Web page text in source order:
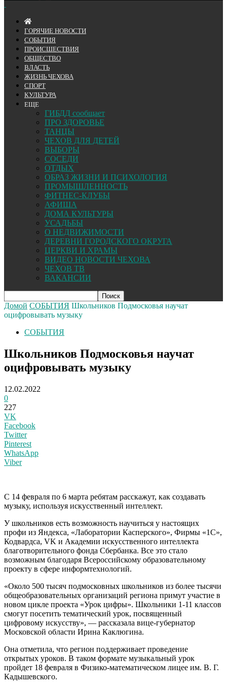
ГОРЯЧИЕ НОВОСТИ
СОБЫТИЯ
ПРОИСШЕСТВИЯ
ОБЩЕСТВО
ВЛАСТЬ
ЖИЗНЬ ЧЕХОВА
СПОРТ
КУЛЬТУРА
ЕЩЕ
ГИБДД сообщает
ПРО ЗДОРОВЬЕ
ТАНЦЫ
ЧЕХОВ ДЛЯ ДЕТЕЙ
ВЫБОРЫ
СОСЕДИ
ОТДЫХ
ОБРАЗ ЖИЗНИ И ПСИХОЛОГИЯ
ПРОМЫШЛЕННОСТЬ
ФИТНЕС-КЛУБЫ
АФИША
ДОМА КУЛЬТУРЫ
УСАДЬБЫ
О НЕДВИЖИМОСТИ
ДЕРЕВНИ ГОРОДСКОГО ОКРУГА
ЦЕРКВИ И ХРАМЫ
ВИДЕО НОВОСТИ ЧЕХОВА
ЧЕХОВ ТВ
ВАКАНСИИ
Домой СОБЫТИЯ Школьников Подмосковья научат
оцифровывать музыку
СОБЫТИЯ
Школьников Подмосковья научат
оцифровывать музыку
12.02.2022
0
227
VK
Facebook
Twitter
Pinterest
WhatsApp
Viber
С 14 февраля по 6 марта ребятам расскажут, как создавать
музыку, используя искусственный интеллект.
У школьников есть возможность научиться у настоящих
профи из Яндекса, «Лаборатории Касперского», Фирмы «1С»,
Кодвардса, VK и Академии искусственного интеллекта
благотворительного фонда Сбербанка. Все это стало
возможным благодаря Всероссийскому образовательному
проекту в сфере информтехнологий.
«Около 500 тысяч подмосковных школьников из более тысячи
общеобразовательных организаций региона примут участие в
новом цикле проекта «Урок цифры». Школьники 1-11 классов
смогут посетить тематический урок, посвященный
цифровому искусству», — рассказала вице-губернатор
Московской области Ирина Каклюгина.
Она отметила, что регион поддерживает проведение
открытых уроков. В таком формате музыкальный урок
пройдет 18 февраля в Физико-математическом лицее им. В. Г.
Кадышевского.